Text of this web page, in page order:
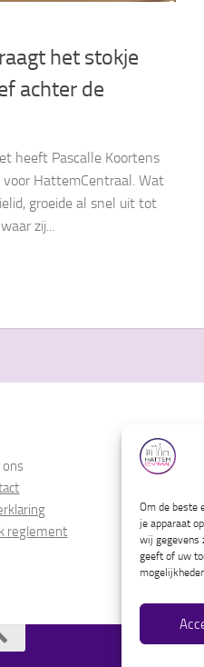
Om de beste
je apparaat
wij gegevens
geeft of uw
het stokje
achter de
heeft Pascalle Koortens
voor HattemCentraal. Wat
groeide al snel uit tot
zij...
ons
reglement